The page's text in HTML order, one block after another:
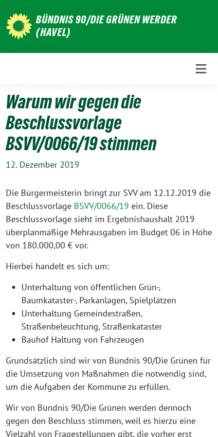
zum
Inhalt
BÜNDNIS 90/DIE GRÜNEN WERDER
(HAVEL)
Warum wir gegen die
Beschlussvorlage
BSVV/0066/19 stimmen
12. Dezember 2019
Die Bürgermeisterin bringt zur SVV am 12.12.2019 die
Beschlussvorlage BSVV/0066/19 ein. Diese
Beschlussvorlage sieht im Ergebnishaushalt 2019
überplanmäßige Mehrausgaben im Budget 06 in Höhe
von 180.000,00 € vor.
Hierbei handelt es sich um:
Unterhaltung von öffentlichen Grün-,
Baumkataster-, Parkanlagen, Spielplätzen
Unterhaltung Gemeindestraßen,
Straßenbeleuchtung, Straßenkataster
Bauhof Haltung von Fahrzeugen
Grundsätzlich sind wir von Bündnis 90/Die Grünen für
die Umsetzung von Maßnahmen die notwendig sind,
um die Aufgaben der Kommune zu erfüllen.
Wir von Bündnis 90/Die Grünen werden dennoch
gegen den Beschluss stimmen, weil es hierzu eine
Vielzahl von Fragestellungen gibt, die vorher erst